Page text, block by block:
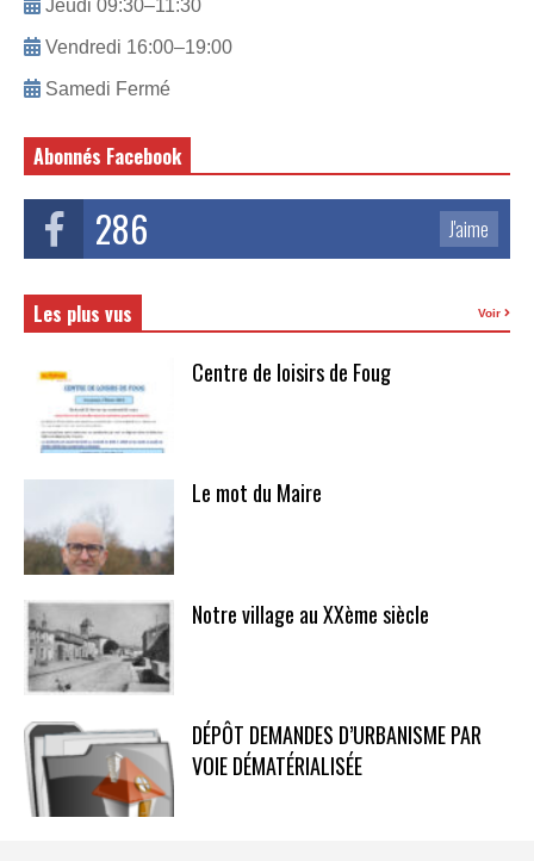
Jeudi 09:30–11:30
Vendredi 16:00–19:00
Samedi Fermé
Abonnés Facebook
286 J'aime
Les plus vus Voir
Centre de loisirs de Foug
Le mot du Maire
Notre village au XXème siècle
DÉPÔT DEMANDES D’URBANISME PAR
VOIE DÉMATÉRIALISÉE